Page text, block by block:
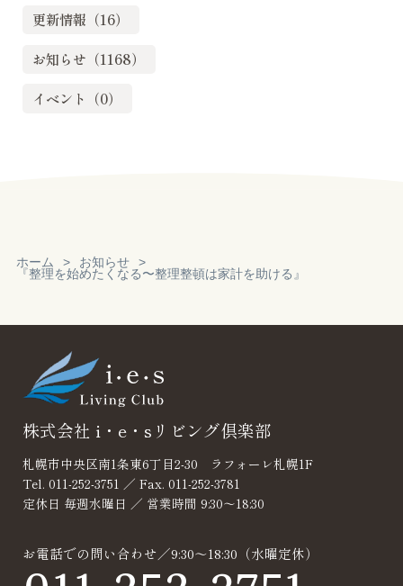
更新情報（16）
お知らせ（1168）
イベント（0）
ホーム
お知らせ
『整理を始めたくなる〜整理整頓は家計を助ける』
Reservation
見積り・無料相
株式会社 i・e・sリビング倶楽部
札幌市中央区南1条東6丁目2-30 ラフォーレ札幌1F
Tel. 011-252-3751 ／ Fax. 011-252-3781
定休日 毎週水曜日 ／ 営業時間 9:30～18:30
お電話での問い合わせ／9:30～18:30（水曜定休）